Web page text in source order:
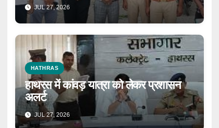
JUL 27, 2026
HATHRAS
हाथरस में कांवड़ यात्रा को लेकर प्रशासन
अलर्ट
JUL 27, 2026